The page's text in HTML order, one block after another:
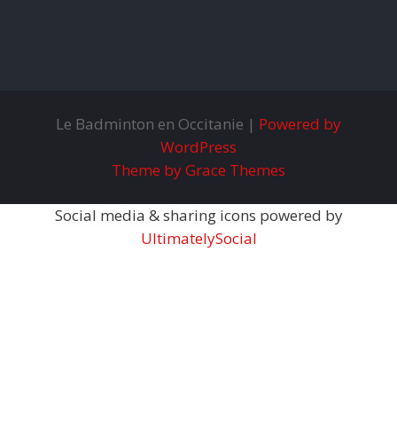
Le Badminton en Occitanie | Powered by
WordPress
Theme by Grace Themes
Social media & sharing icons powered by
UltimatelySocial